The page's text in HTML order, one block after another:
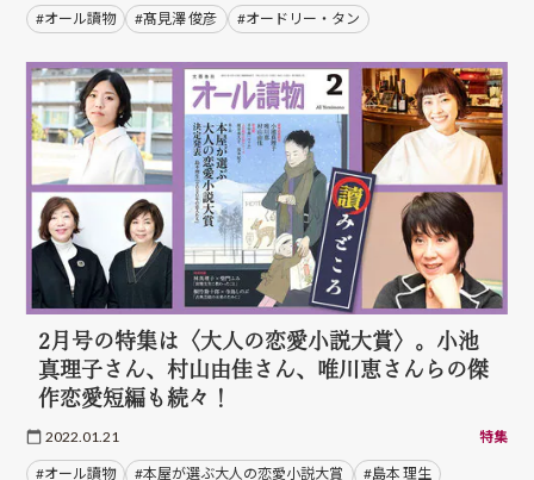
#オール讀物 #髙見澤 俊彦 #オードリー・タン
2月号の特集は〈大人の恋愛小説大賞〉。小池
真理子さん、村山由佳さん、唯川恵さんらの傑
作恋愛短編も続々！
2022.01.21 特集
#オール讀物 #本屋が選ぶ大人の恋愛小説大賞 #島本 理生